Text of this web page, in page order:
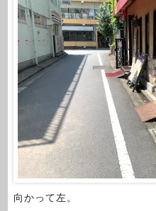
向かって左。